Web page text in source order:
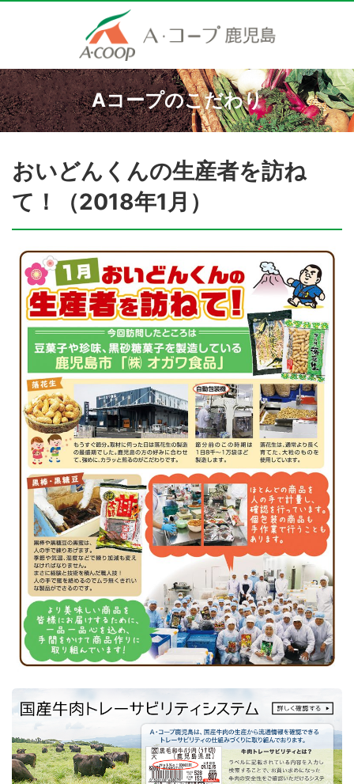
Aコープのこだわり
おいどんくんの生産者を訪ね
て！（2018年1月）